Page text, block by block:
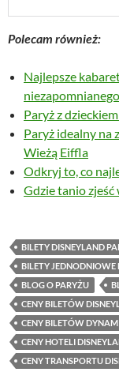
Polecam również:
Najlepsze
Paryż z
Paryż idealny na
Wieżą Eiffla
Odkryj to, co
Gdzie tanio zjeść
BILETY DISNEYLAND
BILETY JEDNODNIOWE
BLOG O PARYŻU
CENY BILETÓW
CENY BILETÓW
CENY HOTELI
CENY TRANSPORTU